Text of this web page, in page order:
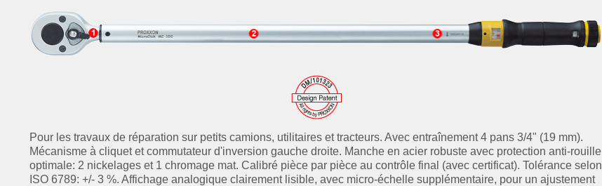
Pour les travaux de réparation sur petits camions, utilitaires et tracteurs. Avec entraînement 4 pans 3/4" (19 mm).
Mécanisme à cliquet et commutateur d'inversion gauche droite. Manche en acier robuste avec protection anti-rouille
optimale: 2 nickelages et 1 chromage mat. Calibré pièce par pièce au contrôle final (avec certificat). Tolérance selon
ISO 6789: +/- 3 %. Affichage analogique clairement lisible, avec micro-échelle supplémentaire, pour un ajustement